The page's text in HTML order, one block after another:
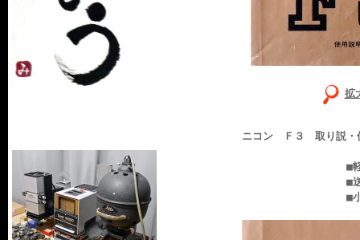
拡
ニコン Ｆ３ 取り説・
■軽い使用感あり
■送料無料：ヤマ
■小さなオ